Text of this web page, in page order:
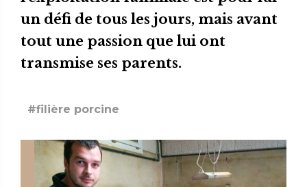
un défi de tous les jours, mais avant
tout une passion que lui ont
transmise ses parents.
#filière porcine